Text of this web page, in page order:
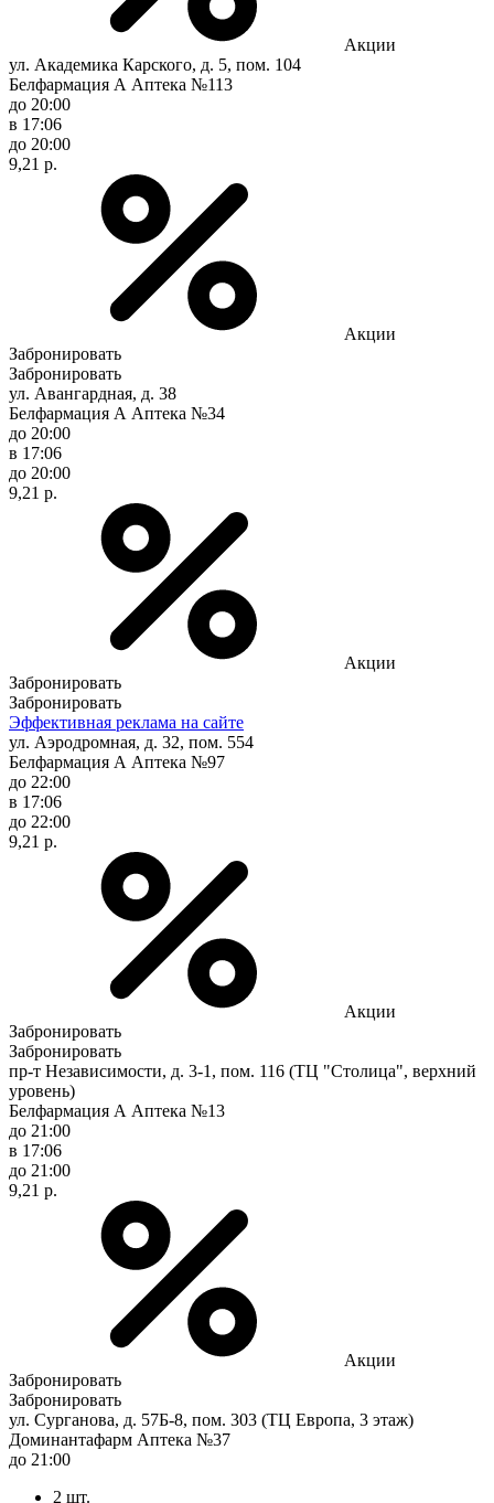
Акции
ул. Академика Карского, д. 5, пом. 104
Белфармация А Аптека №113
до 20:00
в 17:06
до 20:00
9,21 р.
Акции
Забронировать
Забронировать
ул. Авангардная, д. 38
Белфармация А Аптека №34
до 20:00
в 17:06
до 20:00
9,21 р.
Акции
Забронировать
Забронировать
Эффективная реклама на сайте
ул. Аэродромная, д. 32, пом. 554
Белфармация А Аптека №97
до 22:00
в 17:06
до 22:00
9,21 р.
Акции
Забронировать
Забронировать
пр-т Независимости, д. 3-1, пом. 116 (ТЦ "Столица", верхний
уровень)
Белфармация А Аптека №13
до 21:00
в 17:06
до 21:00
9,21 р.
Акции
Забронировать
Забронировать
ул. Сурганова, д. 57Б-8, пом. 303 (ТЦ Европа, 3 этаж)
Доминантафарм Аптека №37
до 21:00
2 шт.